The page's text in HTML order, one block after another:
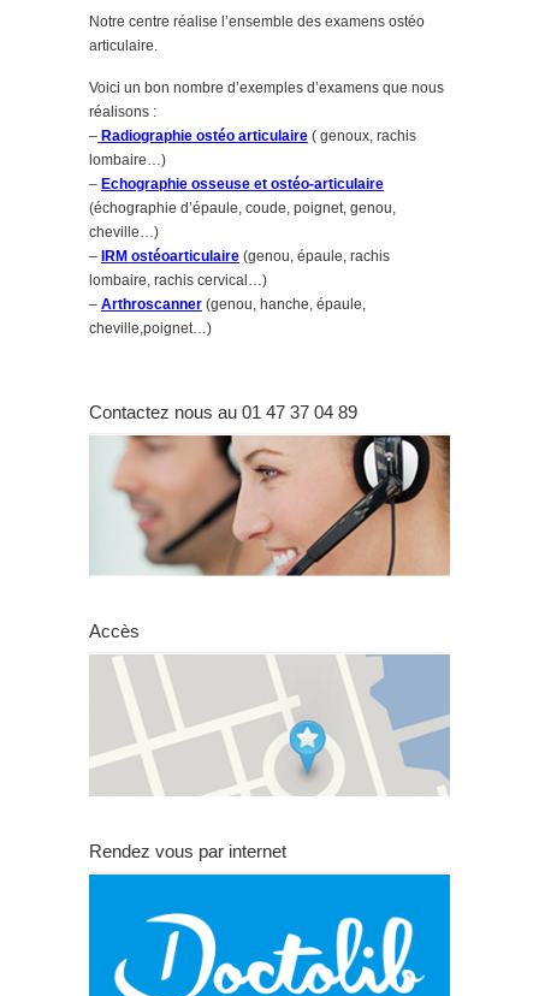
Notre centre réalise l’ensemble des examens ostéo
articulaire.
Voici un bon nombre d’exemples d’examens que nous
réalisons :
– Radiographie ostéo articulaire ( genoux, rachis
lombaire…)
– Echographie osseuse et ostéo-articulaire
(échographie d’épaule, coude, poignet, genou,
cheville…)
– IRM ostéoarticulaire (genou, épaule, rachis
lombaire, rachis cervical…)
– Arthroscanner (genou, hanche, épaule,
cheville,poignet…)
Contactez nous au 01 47 37 04 89
Accès
Rendez vous par internet